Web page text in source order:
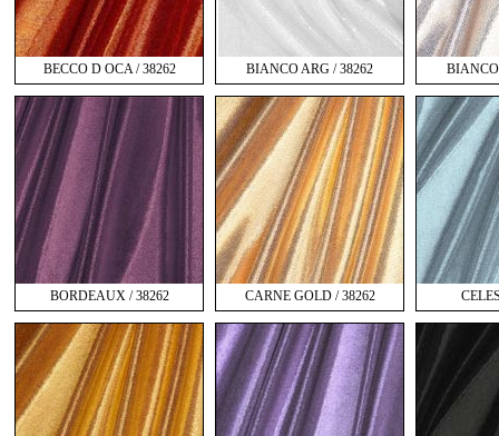
BECCO D OCA / 38262 BIANCO ARG / 38262 BIANCO
BORDEAUX / 38262 CARNE GOLD / 38262